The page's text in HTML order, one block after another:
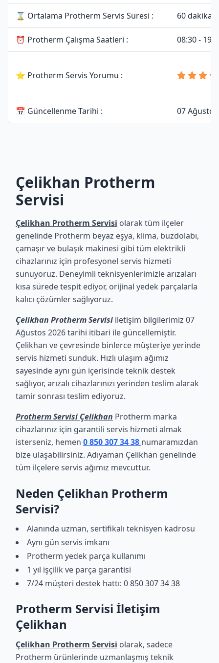
⌛ Ortalama Protherm Servis Süresi : 60 dakika
⏰ Protherm Çalışma Saatleri : 08:30 -
⭐ Protherm Servis Yorumu :
📅 Güncellenme Tarihi : 07
Çelikhan Protherm
Servisi
Çelikhan Protherm Servisi olarak tüm ilçeler
genelinde Protherm beyaz eşya, klima, buzdolabı,
çamaşır ve bulaşık makinesi gibi tüm elektrikli
cihazlarınız için profesyonel servis hizmeti
sunuyoruz. Deneyimli teknisyenlerimizle arızaları
kısa sürede tespit ediyor, orijinal yedek parçalarla
kalıcı çözümler sağlıyoruz.
Çelikhan Protherm Servisi iletişim bilgilerimiz 07
Ağustos 2026 tarihi itibari ile güncellemiştir.
Çelikhan ve çevresinde binlerce müşteriye yerinde
servis hizmeti sunduk. Hızlı ulaşım ağımız
sayesinde aynı gün içerisinde teknik destek
sağlıyor, arızalı cihazlarınızı yerinden teslim alarak
tamir sonrası teslim ediyoruz.
Protherm Servisi Çelikhan Protherm marka
cihazlarınız için garantili servis hizmeti almak
isterseniz, hemen 0 850 307 34 38 numaramızdan
bize ulaşabilirsiniz. Adıyaman Çelikhan genelinde
tüm ilçelere servis ağımız mevcuttur.
Neden Çelikhan Protherm
Servisi?
Alanında uzman, sertifikalı teknisyen kadrosu
Aynı gün servis imkanı
Protherm yedek parça kullanımı
1 yıl işçilik ve parça garantisi
7/24 müşteri destek hattı: 0 850 307 34 38
Protherm Servisi İletişim
Çelikhan
Çelikhan Protherm Servisi olarak, sadece
Protherm ürünlerinde uzmanlaşmış teknik